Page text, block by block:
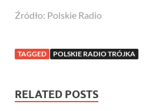
Źródło: Polskie Radio
TAGGED POLSKIE RADIO TRÓJKA
RELATED POSTS